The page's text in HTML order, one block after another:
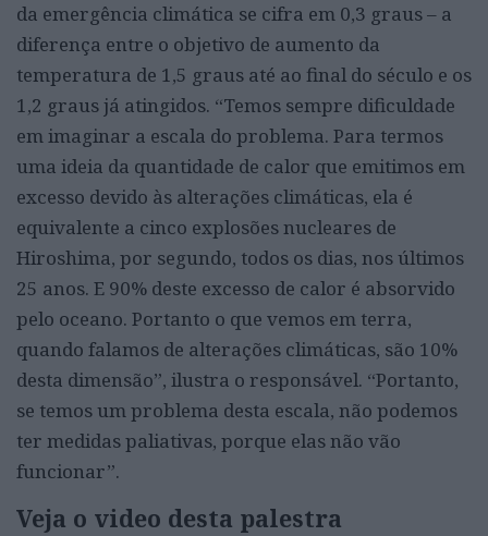
da emergência climática se cifra em 0,3 graus – a
diferença entre o objetivo de aumento da
temperatura de 1,5 graus até ao final do século e os
1,2 graus já atingidos. “Temos sempre dificuldade
em imaginar a escala do problema. Para termos
uma ideia da quantidade de calor que emitimos em
excesso devido às alterações climáticas, ela é
equivalente a cinco explosões nucleares de
Hiroshima, por segundo, todos os dias, nos últimos
25 anos. E 90% deste excesso de calor é absorvido
pelo oceano. Portanto o que vemos em terra,
quando falamos de alterações climáticas, são 10%
desta dimensão”, ilustra o responsável. “Portanto,
se temos um problema desta escala, não podemos
ter medidas paliativas, porque elas não vão
funcionar”.
Veja o video desta palestra